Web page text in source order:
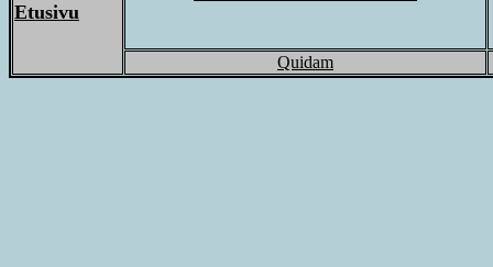
Etusivu
Quidam